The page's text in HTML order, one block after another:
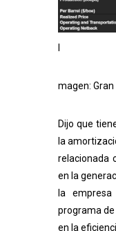
magen:
Dijo que
la
relacionada
en la
la
programa
en la